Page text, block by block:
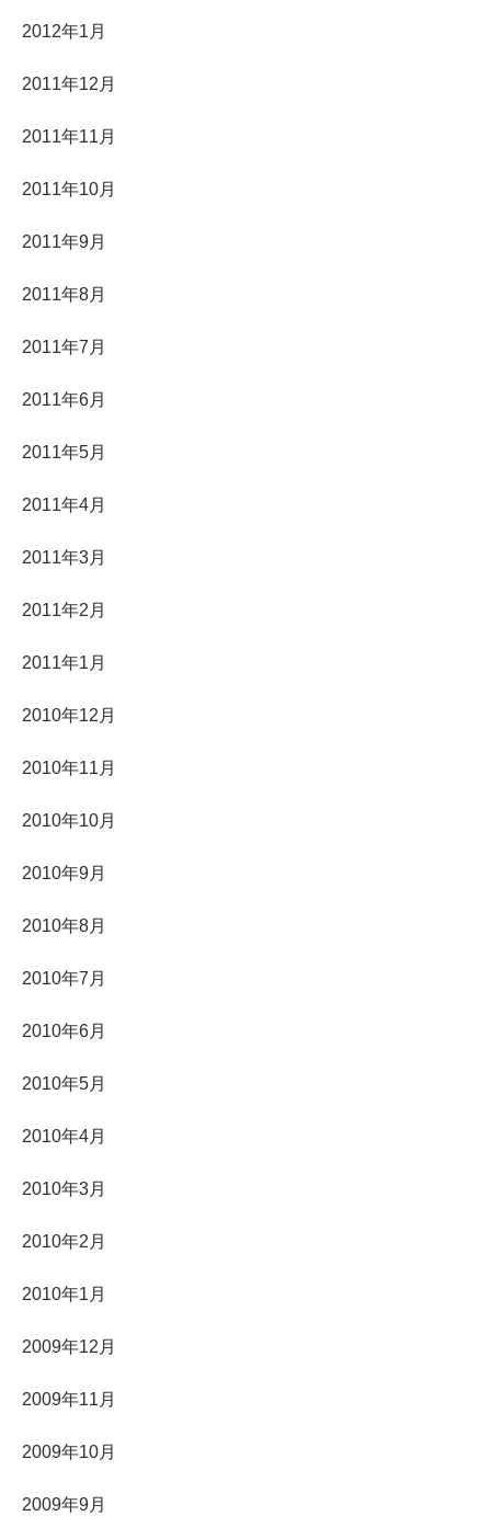
2012年1月
2011年12月
2011年11月
2011年10月
2011年9月
2011年8月
2011年7月
2011年6月
2011年5月
2011年4月
2011年3月
2011年2月
2011年1月
2010年12月
2010年11月
2010年10月
2010年9月
2010年8月
2010年7月
2010年6月
2010年5月
2010年4月
2010年3月
2010年2月
2010年1月
2009年12月
2009年11月
2009年10月
2009年9月